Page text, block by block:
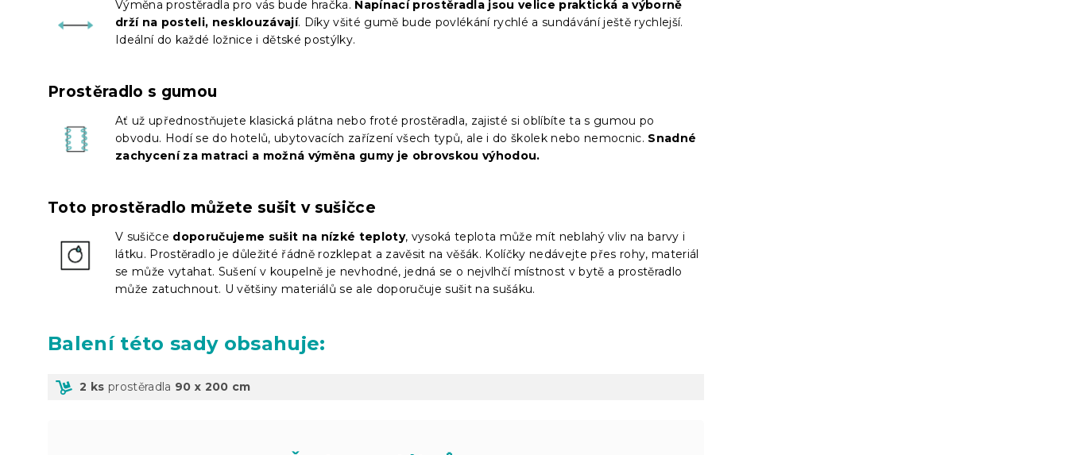
Výměna prostěradla pro vás bude hračka. Napínací prostěradla jsou velice praktická a výborně
drží na posteli, nesklouzávají. Díky všité gumě bude povlékání rychlé a sundávání ještě rychlejší.
Ideální do každé ložnice i dětské postýlky.
Prostěradlo s gumou
Ať už upřednostňujete klasická plátna nebo froté prostěradla, zajisté si oblíbíte ta s gumou po
obvodu. Hodí se do hotelů, ubytovacích zařízení všech typů, ale i do školek nebo nemocnic. Snadné
zachycení za matraci a možná výměna gumy je obrovskou výhodou.
Toto prostěradlo můžete sušit v sušičce
V sušičce doporučujeme sušit na nízké teploty, vysoká teplota může mít neblahý vliv na barvy i
látku. Prostěradlo je důležité řádně rozklepat a zavěsit na věšák. Kolíčky nedávejte přes rohy, materiál
se může vytahat. Sušení v koupelně je nevhodné, jedná se o nejvlhčí místnost v bytě a prostěradlo
může zatuchnout. U většiny materiálů se ale doporučuje sušit na sušáku.
Balenítéto sady obsahuje:
2 ks prostěradla 90 x 200 cm